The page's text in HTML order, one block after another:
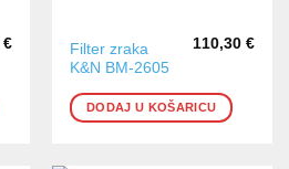
€
Filter zraka
K&N BM-2605
110,30 €
DODAJ U KOŠARICU